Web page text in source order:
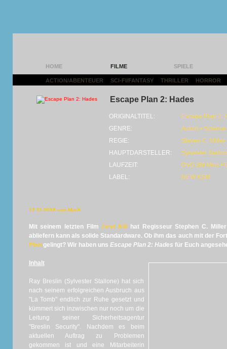
HOME FILME SPIELE
ACTION/ABENTEUER SCI-FI/FANTASY THRILLER HORROR
Escape Plan 2: Hades
ORIGINALTITEL:
Escape Plan 2:
GENRE:
Action •
REGIE:
Steven C. Miller
HAUPTDARSTELLER:
Sylvester
LAUFZEIT:
DVD (99 Min) •
LABEL:
NEW KSM
12.11.2018 von MarS
Mit seinem letzten Film First Killhat Regisseur Stephen C.
abliefern kann als solide Standardware. Ob ihm das auch mit der
Plangelingt? Wir haben uns Escape Plan 2: Hades für Euch
Inhalt
Ray Breslin (Sylvester Stallone) hat sich
nach seinem erfolgreichen Ausbruch aus
"La Tomb" endlich zur Ruhe gesetzt und
kümmert sich inzwischen nur noch um die
Leitung seiner Sicherheitsagentur
"Breslin Security". Nachdem es beim
aktuellen Auftrag zu Problemen
gekommen ist und eine Mitarbeiterin